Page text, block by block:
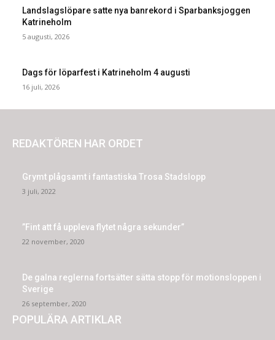
Landslagslöpare satte nya banrekord i Sparbanksjoggen
Katrineholm
5 augusti, 2026
Dags för löparfest i Katrineholm 4 augusti
16 juli, 2026
REDAKTÖREN HAR ORDET
Grymt plågsamt i fantastiska Trosa Stadslopp
3 juli, 2022
”Fint att få uppleva flytet några sekunder”
22 november, 2020
De galna reglerna fortsätter sätta stopp för motionsloppen i
Sverige
26 september, 2020
POPULÄRA ARTIKLAR